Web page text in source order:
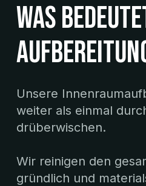
Was
Unsere
weiter als einmal
drüberwischen.
Wir reinigen den
gründlich und